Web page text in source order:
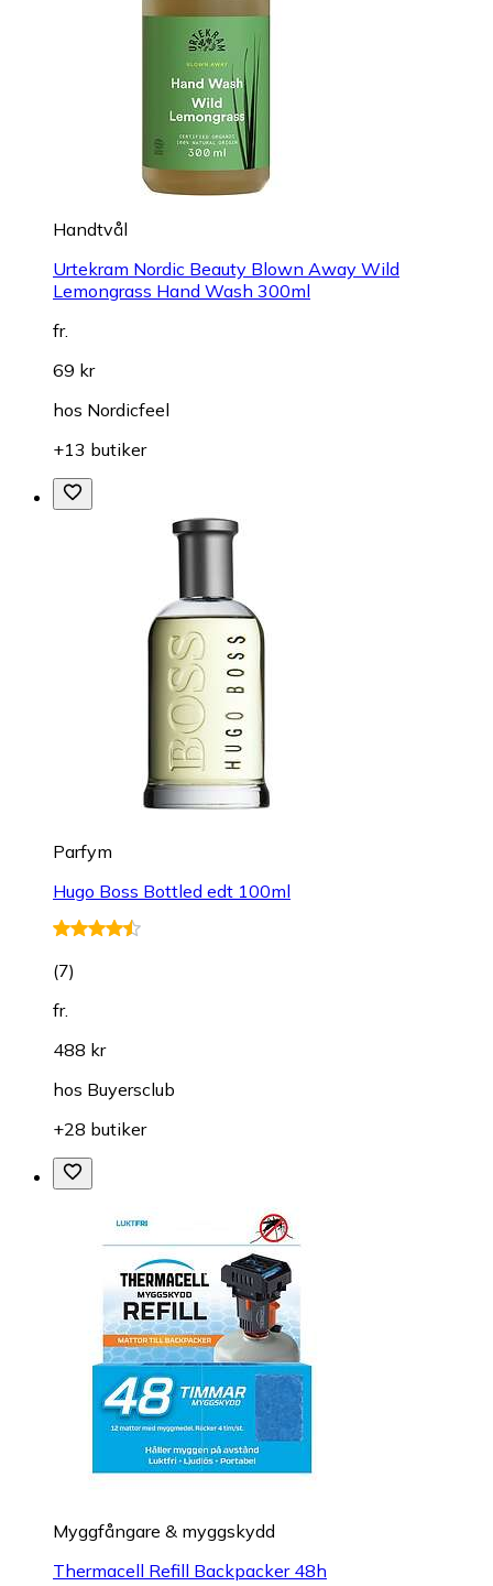
Handtvål
Urtekram Nordic Beauty Blown Away Wild
Lemongrass Hand Wash 300ml
fr.
69 kr
hos Nordicfeel
+13 butiker
Parfym
Hugo Boss Bottled edt 100ml
(7)
fr.
488 kr
hos Buyersclub
+28 butiker
Myggfångare & myggskydd
Thermacell Refill Backpacker 48h